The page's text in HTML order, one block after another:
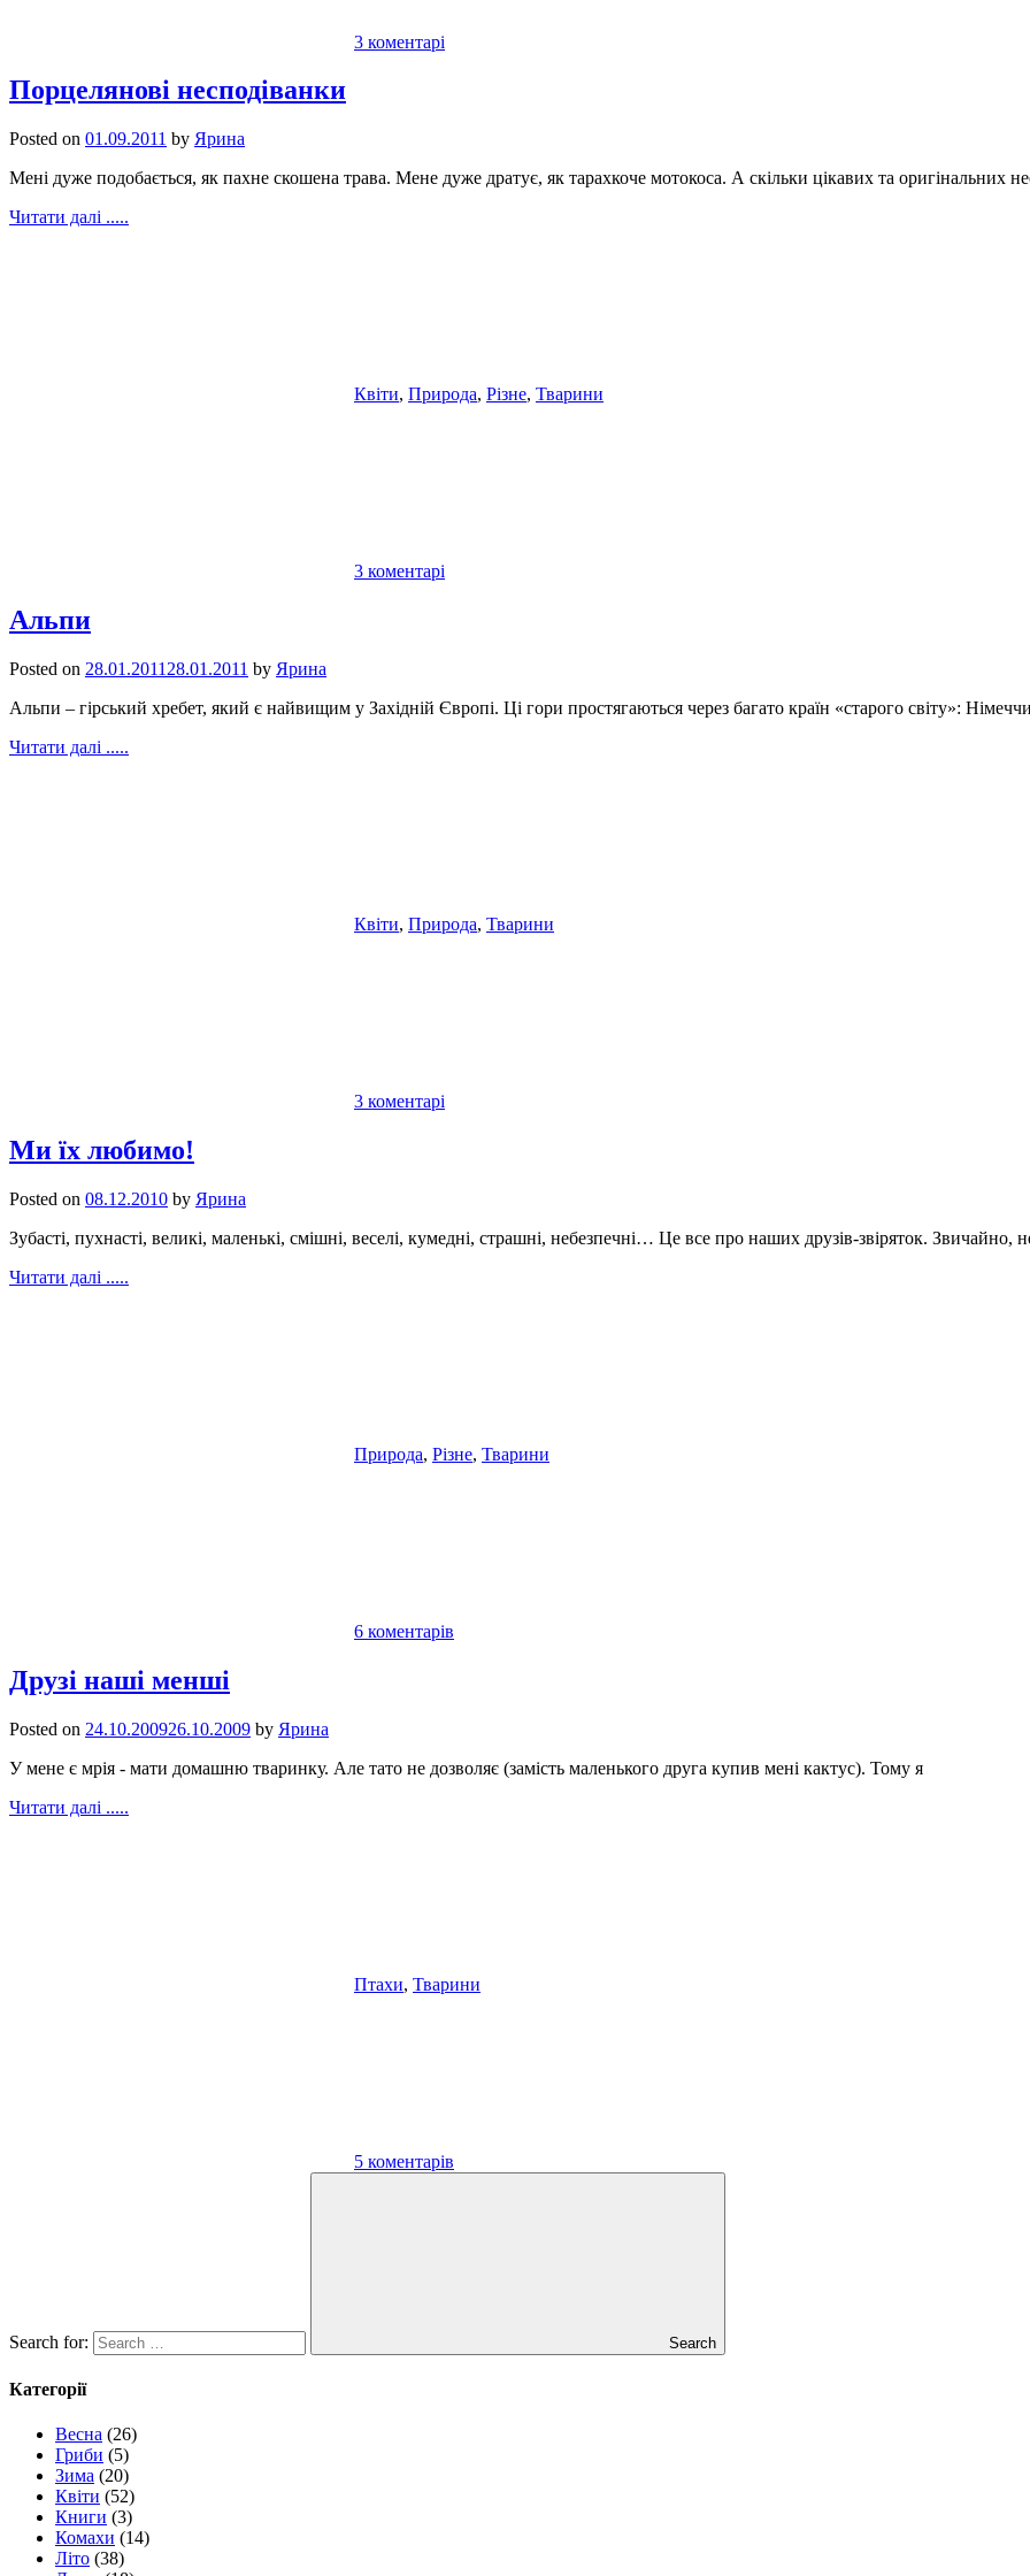
3 коментарі
Порцелянові несподіванки
Posted on 01.09.2011 by Ярина
Мені дуже подобається, як пахне скошена трава. Мене дуже дратує, як тарахкоче мотокоса. А скільки цікавих та оригінальних
Читати далі .....
Квіти, Природа, Різне, Тварини
3 коментарі
Альпи
Posted on 28.01.2011 28.01.2011 by Ярина
Альпи – гірський хребет, який є найвищим у Західній Європі. Ці гори простягаються через багато країн «старого світу»:
Читати далі .....
Квіти, Природа, Тварини
3 коментарі
Ми їх любимо!
Posted on 08.12.2010 by Ярина
Зубасті, пухнасті, великі, маленькі, смішні, веселі, кумедні, страшні, небезпечні… Це все про наших друзів-звіряток. Звичайно,
Читати далі .....
Природа, Різне, Тварини
6 коментарів
Друзі наші менші
Posted on 24.10.200926.10.2009 by Ярина
У мене є мрія - мати домашню тваринку. Але тато не дозволяє (замість маленького друга купив мені кактус). Тому я
Читати далі .....
Птахи, Тварини
5 коментарів
Search for: Search
Категорії
Весна (26)
Гриби (5)
Зима (20)
Квіти (52)
Книги (3)
Комахи (14)
Літо (38)